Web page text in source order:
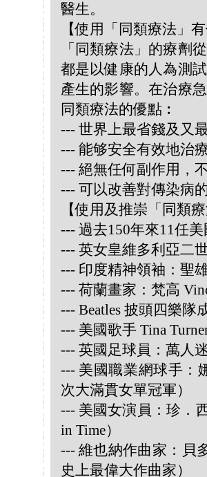
醫生。
【使用「同類療法」
「同類療法」的療劑
都是以健康的人為測
產生的影響。在治療
同類療法的優點︰
--- 世界上最省錢及又
--- 能够安全有效地治
--- 絕無任何副作用，
--- 可以改善對傳染病
【使用及推崇「同類
--- 過去150年來11任
--- 英女皇維多利亞二
--- 印度精神領袖：聖
--- 荷蘭畫家：梵高
--- Beatles 披頭四樂隊
--- 美國歌手 Tina
--- 英國足球員：萬人
--- 美國職業網球手：
次大滿貫女單冠軍）
--- 美國女演員：珍．
in Time）
--- 維也納作曲家：貝
史上最偉大作曲家）